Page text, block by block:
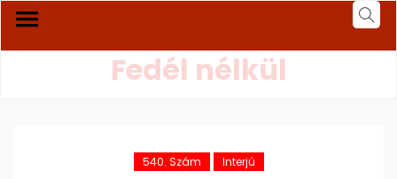
Fedél nélkül
540. Szám Interjú